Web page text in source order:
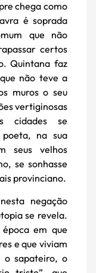
chega como
é soprada
que não
certos
Quintana faz
não teve a
muros o seu
vertiginosas
cidades se
poeta, na sua
seus velhos
se sonhasse
provinciano.
negação
se revela.
em que
e que viviam
o sapateiro, o